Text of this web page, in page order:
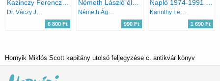
Dr. Váczy János (szerk.)
6 800 Ft
Németh Ágnes (Szerk.)
990 Ft
Karinthy Ferenc
1 690 Ft
Hornyik Miklós Scott kapitány utolsó feljegyzése c. antikvár könyv